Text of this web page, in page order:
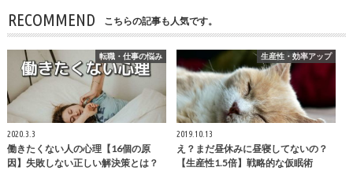
RECOMMEND こちらの記事も人気です。
転職・仕事の悩み
2020.3.3
働きたくない人の心理【16個の原
因】失敗しない正しい解決策とは？
生産性・効率アップ
2019.10.13
え？まだ昼休みに昼寝してないの？
【生産性1.5倍】戦略的な仮眠術